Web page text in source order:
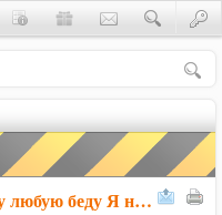
Имя Господа я призову И пройду любую беду Я не верю что выхо